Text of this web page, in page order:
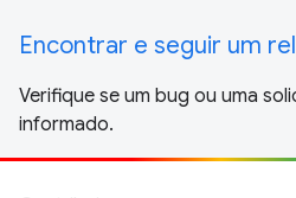
Encontrar e seguir um
Verifique se um bug ou uma
informado.